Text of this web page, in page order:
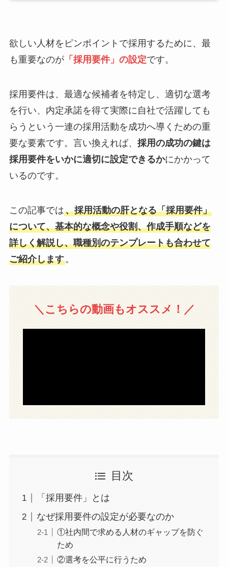
欲しい人材をピンポイントで採用するために、最
も重要なのが「採用要件」の設定です。
採用要件は、最適な候補者を特定し、適切な選考
を行い、内定承諾を得て実際に自社で活躍しても
らうという一連の採用活動を成功へ導くための重
要な要素です。言い換えれば、 採用の成功の鍵は
採用要件をいかに適切に設定できるかにかかって
いるのです。
この記事では、採用活動の肝となる「採用要件」
について、基本的な概念や役割、作成手順などを
詳しく解説し、職種別のテンプレートも合わせて
ご紹介します。
＼こちらの動画もオススメ！／
目次
「採用要件」とは
なぜ採用要件の設定が必要なのか
①社内間で求める人材のギャップを防ぐ
ため
②選考を公平に行うため